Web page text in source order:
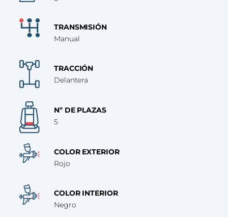
TRANSMISIÓN
Manual
TRACCIÓN
Delantera
Nº DE PLAZAS
5
COLOR EXTERIOR
Rojo
COLOR INTERIOR
Negro